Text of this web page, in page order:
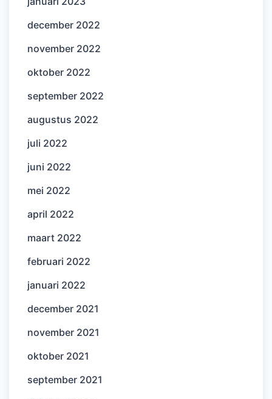
december 2022
november 2022
oktober 2022
september 2022
augustus 2022
juli 2022
juni 2022
mei 2022
april 2022
maart 2022
februari 2022
januari 2022
december 2021
november 2021
oktober 2021
september 2021